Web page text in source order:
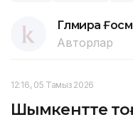
Гүлмира
Авторлар
12:16, 05 Тамыз 2026
Шымкентте